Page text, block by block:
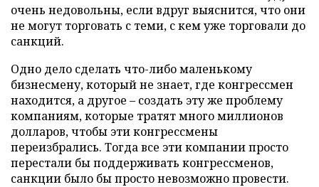
очень недовольны, если вдруг выяснится, что они
не могут торговать с теми, с кем уже торговали до
санкций.
Одно дело сделать что-либо маленькому
бизнесмену, который не знает, где конгрессмен
находится, а другое – создать эту же проблему
компаниям, которые тратят много миллионов
долларов, чтобы эти конгрессмены
переизбрались. Тогда все эти компании просто
перестали бы поддерживать конгрессменов,
санкции было бы просто невозможно провести.